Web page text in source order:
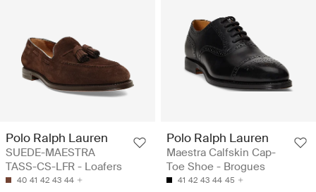
Polo Ralph Lauren
SUEDE-MAESTRA
TASS-CS-LFR - Loafers
40 41 42 43 44
Polo Ralph Lauren
Maestra Calfskin Cap-
Toe Shoe - Brogues
41 42 43 44 45